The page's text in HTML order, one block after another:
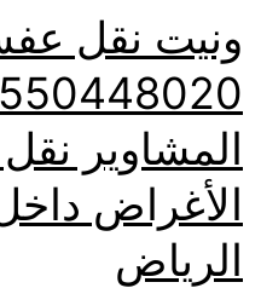
ونيت نقل
المشاوير نقل
الأغراض
الرياض